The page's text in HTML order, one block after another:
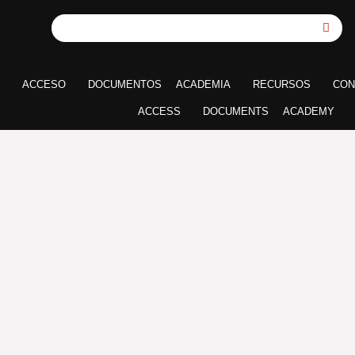
ACCESO DOCUMENTOS ACADEMIA RECURSOS
ACCESS DOCUMENTS ACADEMY